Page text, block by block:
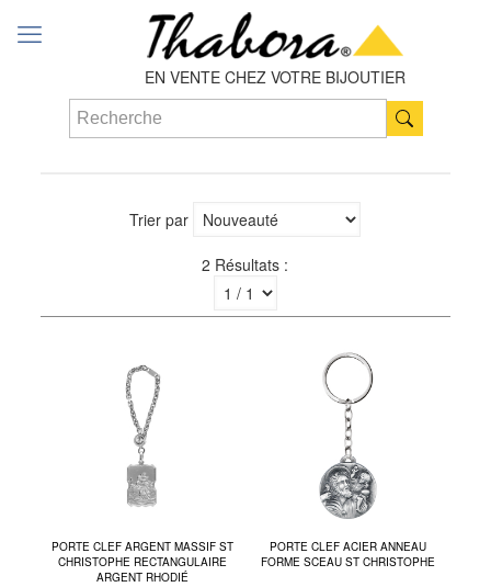
EN VENTE CHEZ VOTRE BIJOUTIER
Trier par
2 Résultats :
PORTE CLEF ARGENT MASSIF ST
CHRISTOPHE RECTANGULAIRE
ARGENT RHODIÉ
PORTE CLEF ACIER ANNEAU
FORME SCEAU ST CHRISTOPHE